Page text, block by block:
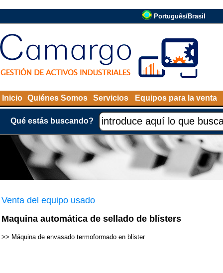
Português/Brasil
Inicio Quiénes Somos Servicios Equipos para la venta
Qué estás buscando?
Venta del equipo usado
Maquina automática de sellado de blísters
>> Máquina de envasado termoformado en blister